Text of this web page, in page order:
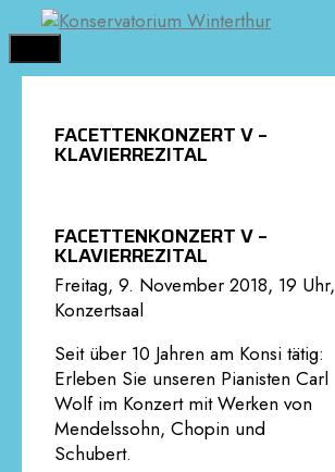
Springe
zum
Inhalt
FACETTENKONZERT V –
KLAVIERREZITAL
FACETTENKONZERT V –
KLAVIERREZITAL
Freitag, 9. November 2018, 19 Uhr,
Konzertsaal
Seit über 10 Jahren am Konsi tätig:
Erleben Sie unseren Pianisten Carl
Wolf im Konzert mit Werken von
Mendelssohn, Chopin und
Schubert.